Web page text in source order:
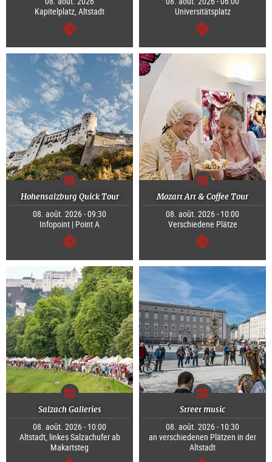
Kapitelplatz, Altstadt
Continuer
Universitätsplatz
Continuer
Hohensalzburg Quick Tour
08. août. 2026 - 09:30
Infopoint | Point A
Continuer
Mozart Art & Coffee Tour
08. août. 2026 - 10:00
Verschiedene Plätze
Continuer
Salzach Galleries
08. août. 2026 - 10:00
Altstadt, linkes Salzachufer ab
Makartsteg
Street music
08. août. 2026 - 10:30
an verschiedenen Plätzen in der
Altstadt